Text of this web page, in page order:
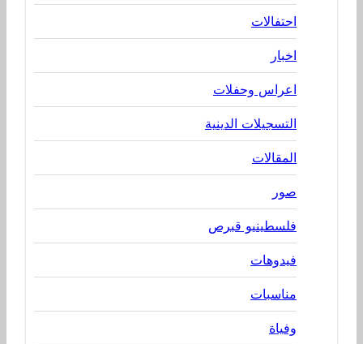
احتفالات
اخبار
اعراس وحفلات
التسجيلات الدينية
المقالات
صور
فلسطينيو قبرص
فيدوهات
مناسبات
وفياة